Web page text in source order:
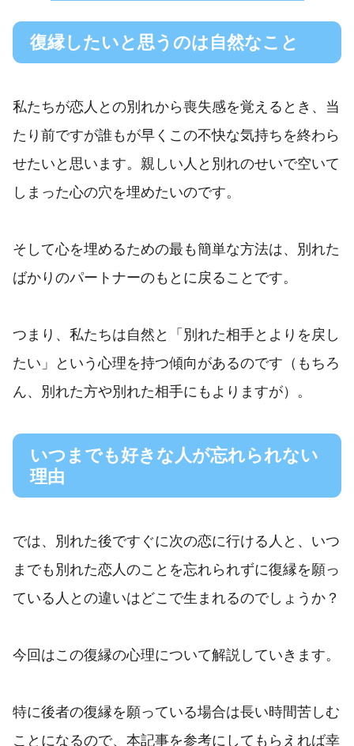
復縁したいと思うのは自然なこと
私たちが恋人との別れから喪失感を覚えるとき、当
たり前ですが誰もが早くこの不快な気持ちを終わら
せたいと思います。親しい人と別れのせいで空いて
しまった心の穴を埋めたいのです。
そして心を埋めるための最も簡単な方法は、別れた
ばかりのパートナーのもとに戻ることです。
つまり、私たちは自然と「別れた相手とよりを戻し
たい」という心理を持つ傾向があるのです（もちろ
ん、別れた方や別れた相手にもよりますが）。
いつまでも好きな人が忘れられない
理由
では、別れた後ですぐに次の恋に行ける人と、いつ
までも別れた恋人のことを忘れられずに復縁を願っ
ている人との違いはどこで生まれるのでしょうか？
今回はこの復縁の心理について解説していきます。
特に後者の復縁を願っている場合は長い時間苦しむ
ことになるので、本記事を参考にしてもらえれば幸